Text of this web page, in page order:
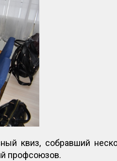
квиз, собравший
профсоюзов.